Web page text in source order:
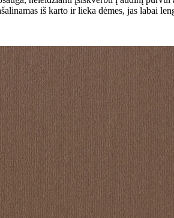
iš karto ir lieka dėmes, jas labai